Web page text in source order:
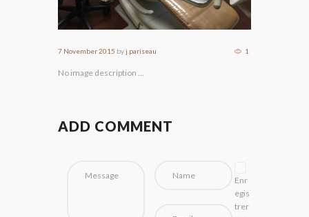
7 November 2015 byj.pariseau 1
No image description ...
ADD COMMENT
Enr
egis
trer